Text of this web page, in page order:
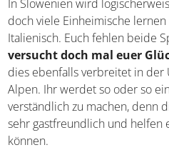
In Slowenien wird
doch viele Einheimische
Italienisch. Euch fehlen beide
versucht doch mal euer
dies ebenfalls verbreitet in der
Alpen. Ihr werdet so oder so
verständlich zu machen, denn
sehr gastfreundlich und helfen
können.